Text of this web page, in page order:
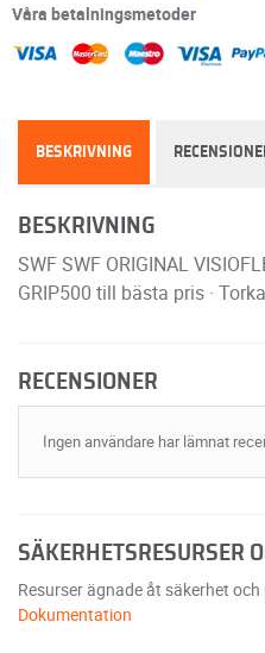
Våra betalningsmetoder
BESKRIVNING
BESKRIVNING
SWF SWF ORIGINAL
GRIP500 till bästa pris ·
RECENSIONER
Ingen användare har lämnat
SÄKERHETSRESURSER
Resurser ägnade åt säkerhet
Dokumentation